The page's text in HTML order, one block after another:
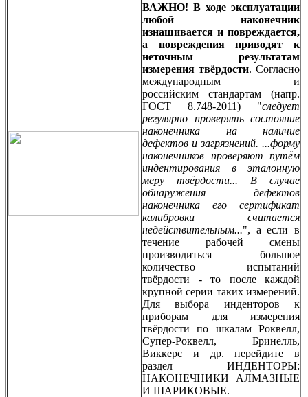
ВАЖНО! В ходе эксплуатации
любой наконечник
изнашивается и повреждается,
а повреждения приводят к
неточным результатам
измерения твёрдости. Согласно
международным и
российским стандартам (напр.
ГОСТ 8.748-2011) "следует
регулярно проверять состояние
наконечника на наличие
дефектов и загрязнений. ...форму
наконечников проверяют путём
индентирования в эталонную
меру твёрдости... В случае
обнаружения дефектов
наконечника его сертификат
калибровки считается
недействительным...", а если в
течение рабочей смены
производиться большое
количество испытаний
твёрдости - то после каждой
крупной серии таких измерений.
Для выбора инденторов к
приборам для измерения
твёрдости по шкалам Роквелл,
Супер-Роквелл, Бринелль,
Виккерс и др. перейдите в
раздел ИНДЕНТОРЫ:
НАКОНЕЧНИКИ АЛМАЗНЫЕ
И ШАРИКОВЫЕ.